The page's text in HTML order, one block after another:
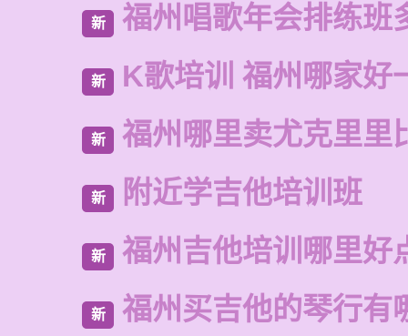
新 福州唱歌年会排练班
新 K歌培训 福州哪家好
新 福州哪里卖尤克里里
新 附近学吉他培训班
新 福州吉他培训哪里好
新 福州买吉他的琴行有